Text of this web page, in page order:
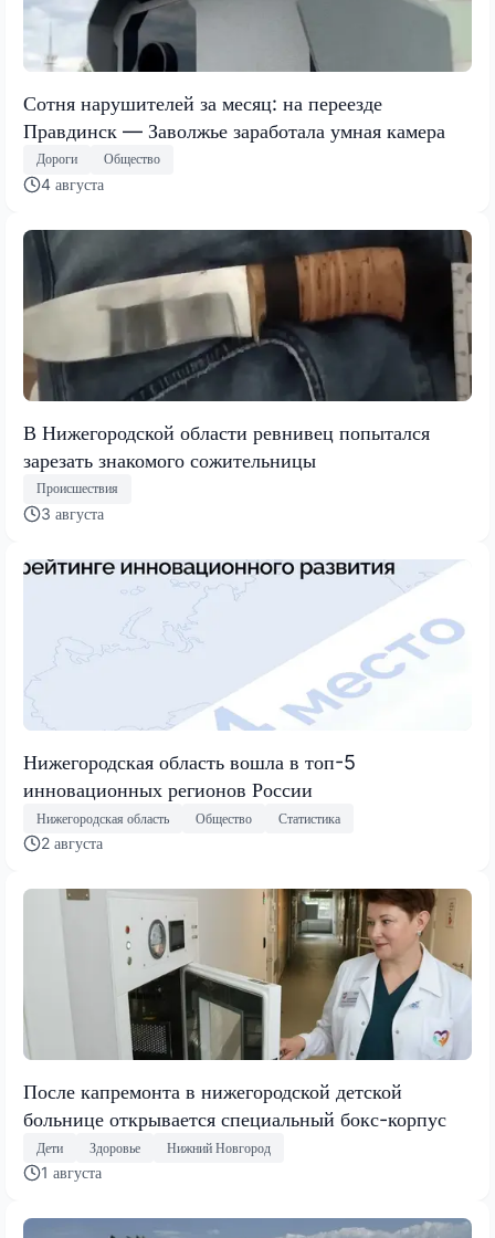
Сотня нарушителей за месяц: на переезде
Правдинск — Заволжье заработала умная камера
Дороги Общество
4 августа
В Нижегородской области ревнивец попытался
зарезать знакомого сожительницы
Происшествия
3 августа
Нижегородская область вошла в топ-5
инновационных регионов России
Нижегородская область Общество Статистика
2 августа
После капремонта в нижегородской детской
больнице открывается специальный бокс-корпус
Дети Здоровье Нижний Новгород
1 августа